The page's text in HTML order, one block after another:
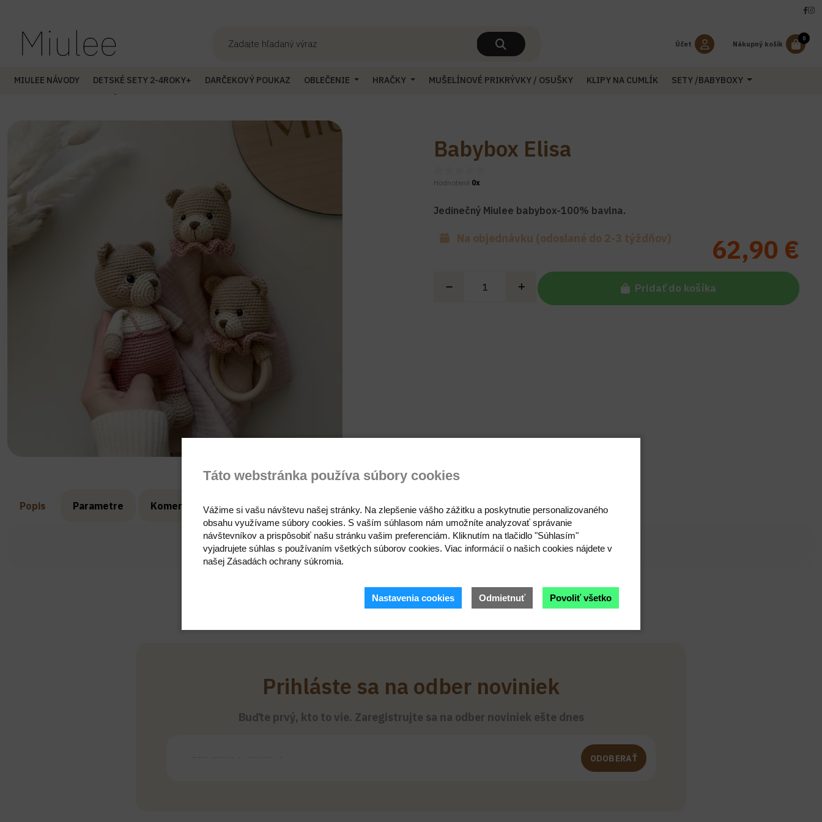
Účet Nákupný košík
0
MIULEE NÁVODY DETSKÉ SETY 2-4ROKY+ DARČEKOVÝ POUKAZ OBLEČENIE HRAČKY MUŠELÍNOVÉ PRIKRÝVKY / OSUŠKY KLIPY NA CUMLÍK SETY /BABYBOXY
Babybox Elisa
Hodnotené 0x
Jedinečný Miulee babybox-100% bavlna.
Na objednávku (odoslané do 2-3 týždňov) 62,90 €
Pridať do košíka
Popis Parametre Komentáre Recenzie Otázka na produkt
Prihláste sa na odber noviniek
Buďte prvý, kto to vie. Zaregistrujte sa na odber noviniek ešte dnes
ODOBERAŤ
Táto webstránka používa súbory cookies
Vážime si vašu návštevu našej stránky. Na zlepšenie vášho zážitku a poskytnutie personalizovaného
obsahu využívame súbory cookies. S vaším súhlasom nám umožníte analyzovať správanie
návštevníkov a prispôsobiť našu stránku vašim preferenciám. Kliknutím na tlačidlo "Súhlasím"
vyjadrujete súhlas s používaním všetkých súborov cookies. Viac informácií o našich cookies nájdete v
našej Zásadách ochrany súkromia.
Nastavenia cookies Odmietnuť Povoliť všetko